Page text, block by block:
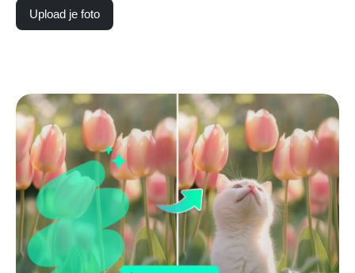
Upload je foto